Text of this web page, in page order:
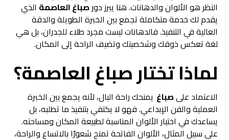
النظر هو الألوان والدهانات. هنا يبرز دورصباغ العاصمة الذي
يقدم لك خدمة متكاملة تجمع بين الخبرة الطويلة والدقة
العالية في التنفيذ. فالدهانات ليست مجرد طلاء للجدران، بل هي
لغة تعكس ذوقك وشخصيتك وتضيف الراحة إلى المكان.
لماذا تختارصباغ العاصمة؟
الاعتماد علىصباغ يمنحك راحة البال، لأنه يجمع بين الخبرة
العملية والفن الإبداعي. فهو لا يكتفي بتنفيذ ما تطلبه، بل
يساعدك في اختيار الألوان المناسبة لطبيعة المكان ومساحته.
على سبيل المثال، الألوان الفاتحة تمنح شعورًا بالاتساع والراحة،